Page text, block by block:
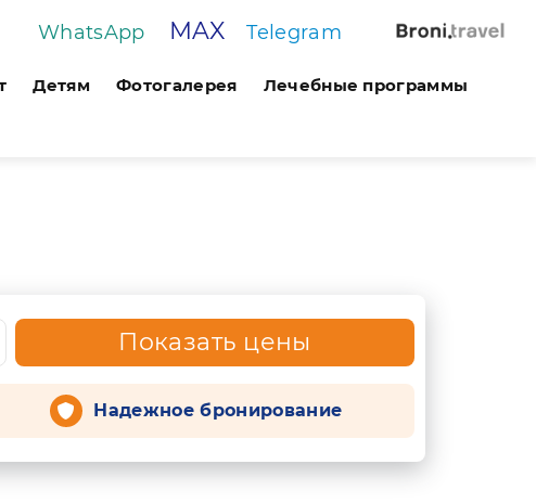
WhatsApp MAX Telegram
Детям Фотогалерея Лечебные программы
Показать цены
Надежное бронирование